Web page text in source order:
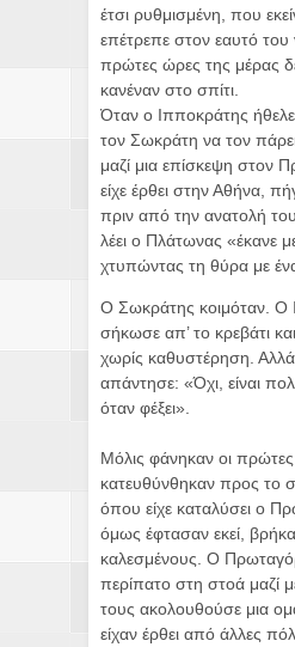
έτσι ρυθμισμένη, που
επέτρεπε στον εαυτό του
πρώτες ώρες της μέρας
κανέναν στο σπίτι.
Όταν ο Ιπποκράτης
τον Σωκράτη να τον
μαζί μια επίσκεψη στον
είχε έρθει στην Αθήνα,
πριν από την ανατολή
λέει ο Πλάτωνας «έκανε
χτυπώντας τη θύρα με
Ο Σωκράτης κοιμόταν. Ο
σήκωσε απ’ το κρεβάτι
χωρίς καθυστέρηση.
απάντησε: «Όχι, είναι
όταν φέξει».
Μόλις φάνηκαν οι πρώτες
κατευθύνθηκαν προς το
όπου είχε καταλύσει ο
όμως έφτασαν εκεί,
καλεσμένους. Ο
περίπατο στη στοά μαζί
τους ακολουθούσε μια
είχαν έρθει από άλλες